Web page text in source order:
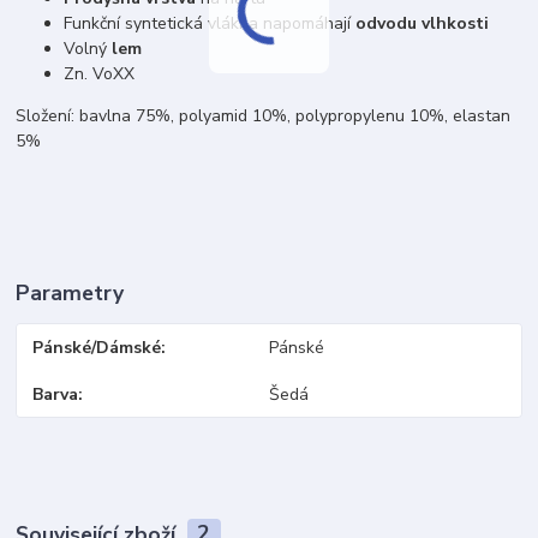
Funkční syntetická vlákna napomáhajíodvodu vlhkosti
Volný lem
Zn. VoXX
Složení: bavlna 75%, polyamid 10%, polypropylenu 10%, elastan
5%
Parametry
Pánské/Dámské Pánské
Barva Šedá